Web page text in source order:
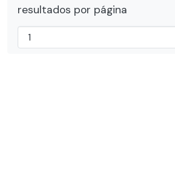
resultados por página